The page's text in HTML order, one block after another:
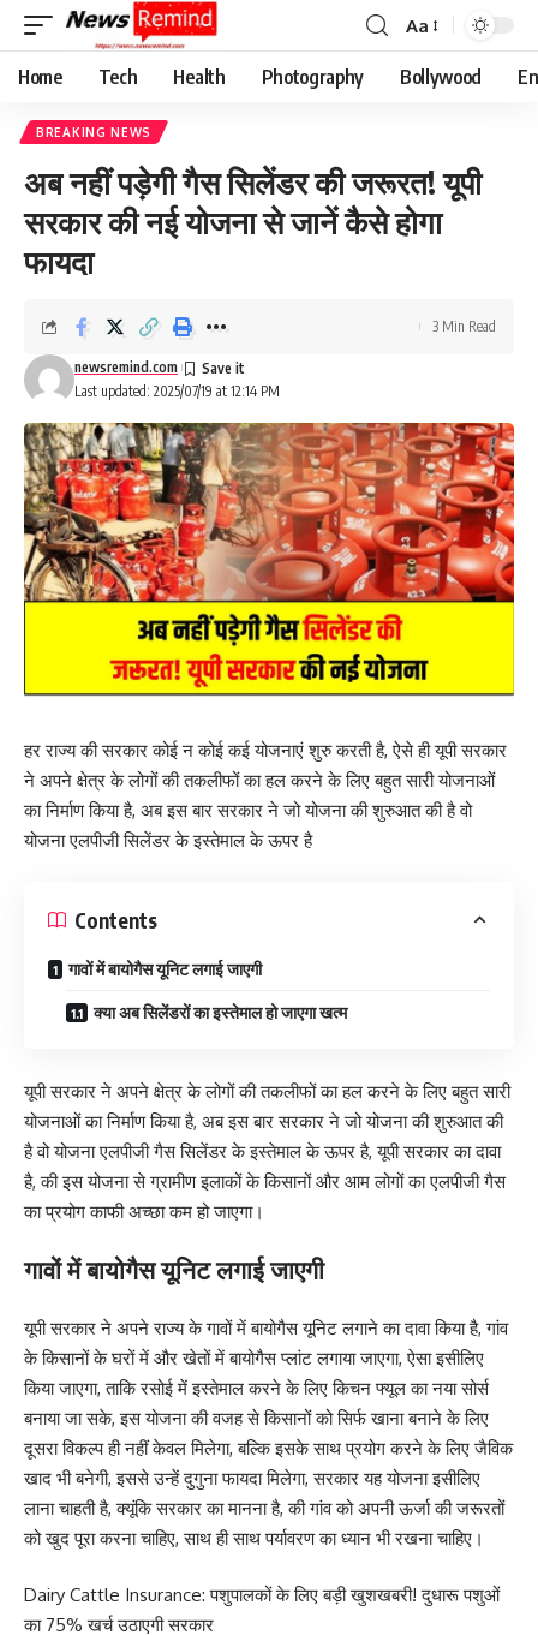
Font
Resizer
Aa
Home Tech Health Photography Bollywood
BREAKING NEWS
अब नहीं पड़ेगी गैस सिलेंडर की जरूरत! यूपी
सरकार की नई योजना से जानें कैसे होगा
फायदा
Last updated: 2025/07/19 at 12:14 PM
newsremind.com
3 Min Read
हर राज्य की सरकार कोई न कोई कई योजनाएं शुरु करती है, ऐसे ही यूपी सरकार
ने अपने क्षेत्र के लोगों की तकलीफों का हल करने के लिए बहुत सारी योजनाओं
का निर्माण किया है, अब इस बार सरकार ने जो योजना की शुरुआत की है वो
योजना एलपीजी सिलेंडर के इस्तेमाल के ऊपर है
Contents
गावों में बायोगैस यूनिट लगाई जाएगी
क्या अब सिलेंडरों का इस्तेमाल हो जाएगा खत्म
यूपी सरकार ने अपने क्षेत्र के लोगों की तकलीफों का हल करने के लिए बहुत सारी
योजनाओं का निर्माण किया है, अब इस बार सरकार ने जो योजना की शुरुआत की
है वो योजना एलपीजी गैस सिलेंडर के इस्तेमाल के ऊपर है, यूपी सरकार का दावा
है, की इस योजना से ग्रामीण इलाकों के किसानों और आम लोगों का एलपीजी गैस
का प्रयोग काफी अच्छा कम हो जाएगा।
गावों में बायोगैस यूनिट लगाई जाएगी
यूपी सरकार ने अपने राज्य के गावों में बायोगैस यूनिट लगाने का दावा किया है, गांव
के किसानों के घरों में और खेतों में बायोगैस प्लांट लगाया जाएगा, ऐसा इसीलिए
किया जाएगा, ताकि रसोई में इस्तेमाल करने के लिए किचन फ्यूल का नया सोर्स
बनाया जा सके, इस योजना की वजह से किसानों को सिर्फ खाना बनाने के लिए
दूसरा विकल्प ही नहीं केवल मिलेगा, बल्कि इसके साथ प्रयोग करने के लिए जैविक
खाद भी बनेगी, इससे उन्हें दुगुना फायदा मिलेगा, सरकार यह योजना इसीलिए
लाना चाहती है, क्यूंकि सरकार का मानना है, की गांव को अपनी ऊर्जा की जरूरतों
को खुद पूरा करना चाहिए, साथ ही साथ पर्यावरण का ध्यान भी रखना चाहिए।
Dairy Cattle Insurance: पशुपालकों के लिए बड़ी खुशखबरी! दुधारू पशुओं
का 75% खर्च उठाएगी सरकार